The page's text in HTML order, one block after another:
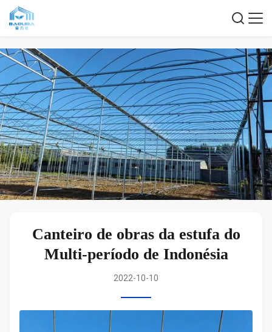
Canteiro de obras da estufa do
Multi-período de Indonésia
2022-10-10